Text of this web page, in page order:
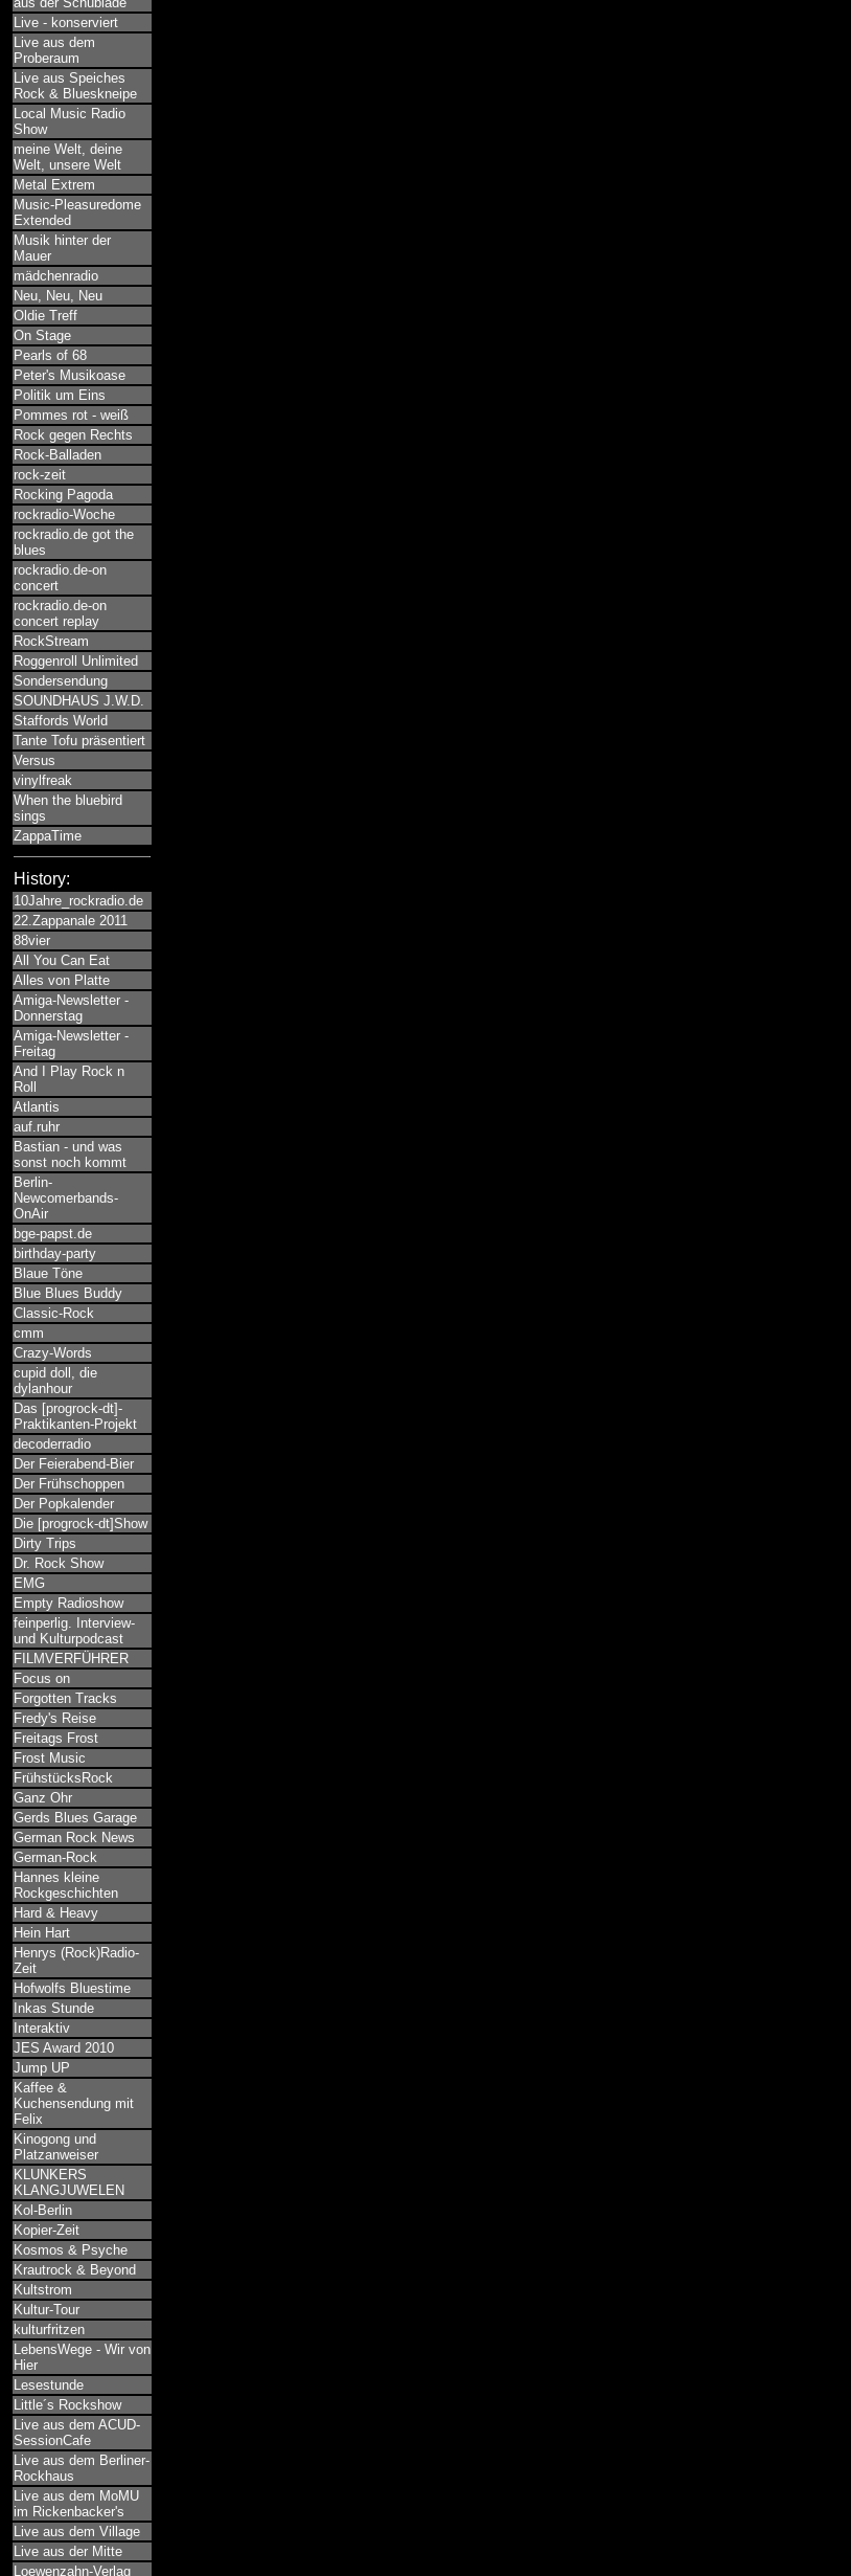
Live - konserviert
Live aus dem
Proberaum
Live aus Speiches
Rock & Blueskneipe
Local Music Radio
Show
meine Welt, deine
Welt, unsere Welt
Metal Extrem
Music-Pleasuredome
Extended
Musik hinter der
Mauer
mädchenradio
Neu, Neu, Neu
Oldie Treff
On Stage
Pearls of 68
Peter's Musikoase
Politik um Eins
Pommes rot - weiß
Rock gegen Rechts
Rock-Balladen
rock-zeit
Rocking Pagoda
rockradio-Woche
rockradio.de got the
blues
rockradio.de-on
concert
rockradio.de-on
concert replay
RockStream
Roggenroll Unlimited
Sondersendung
SOUNDHAUS J.W.D.
Staffords World
Tante Tofu präsentiert
Versus
vinylfreak
When the bluebird
sings
ZappaTime
History:
10Jahre_rockradio.de
22.Zappanale 2011
88vier
All You Can Eat
Alles von Platte
Amiga-Newsletter -
Donnerstag
Amiga-Newsletter -
Freitag
And I Play Rock n
Roll
Atlantis
auf.ruhr
Bastian - und was
sonst noch kommt
Berlin-
Newcomerbands-
OnAir
bge-papst.de
birthday-party
Blaue Töne
Blue Blues Buddy
Classic-Rock
cmm
Crazy-Words
cupid doll, die
dylanhour
Das [progrock-dt]-
Praktikanten-Projekt
decoderradio
Der Feierabend-Bier
Der Frühschoppen
Der Popkalender
Die [progrock-dt]Show
Dirty Trips
Dr. Rock Show
EMG
Empty Radioshow
feinperlig. Interview-
und Kulturpodcast
FILMVERFÜHRER
Focus on
Forgotten Tracks
Fredy's Reise
Freitags Frost
Frost Music
FrühstücksRock
Ganz Ohr
Gerds Blues Garage
German Rock News
German-Rock
Hannes kleine
Rockgeschichten
Hard & Heavy
Hein Hart
Henrys (Rock)Radio-
Zeit
Hofwolfs Bluestime
Inkas Stunde
Interaktiv
JES Award 2010
Jump UP
Kaffee &
Kuchensendung mit
Felix
Kinogong und
Platzanweiser
KLUNKERS
KLANGJUWELEN
Kol-Berlin
Kopier-Zeit
Kosmos & Psyche
Krautrock & Beyond
Kultstrom
Kultur-Tour
kulturfritzen
LebensWege - Wir von
Hier
Lesestunde
Little´s Rockshow
Live aus dem ACUD-
SessionCafe
Live aus dem Berliner-
Rockhaus
Live aus dem MoMU
im Rickenbacker's
Live aus dem Village
Live aus der Mitte
Loewenzahn-Verlag